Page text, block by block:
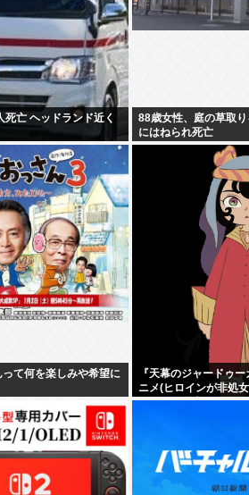
亡 ヘッドランド近く
88歳女性、庭の草取
にはねられ死亡
て何を楽しみや希望に
『天幕のジャードゥ
ニメ(ヒロインが非処
なかった理由って何だ